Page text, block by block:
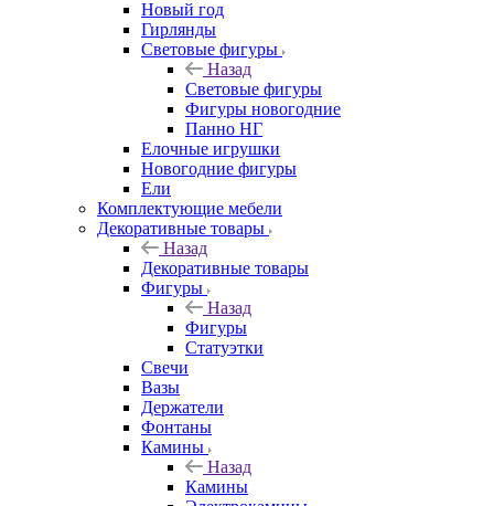
Новый год
Гирлянды
Световые фигуры
Назад
Световые фигуры
Фигуры новогодние
Панно НГ
Елочные игрушки
Новогодние фигуры
Ели
Комплектующие мебели
Декоративные товары
Назад
Декоративные товары
Фигуры
Назад
Фигуры
Статуэтки
Свечи
Вазы
Держатели
Фонтаны
Камины
Назад
Камины